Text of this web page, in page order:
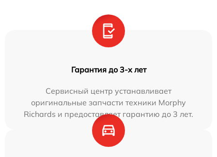
Гарантия до 3-х лет
Сервисный центр устанавливает
оригинальные запчасти техники Morphy
Richards и предоставляет гарантию до 3 лет.